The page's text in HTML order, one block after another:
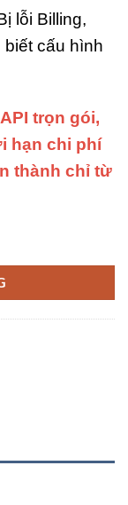
lỗi Billing,
cấu hình
trọn gói,
hạn chi phí
thành chỉ từ